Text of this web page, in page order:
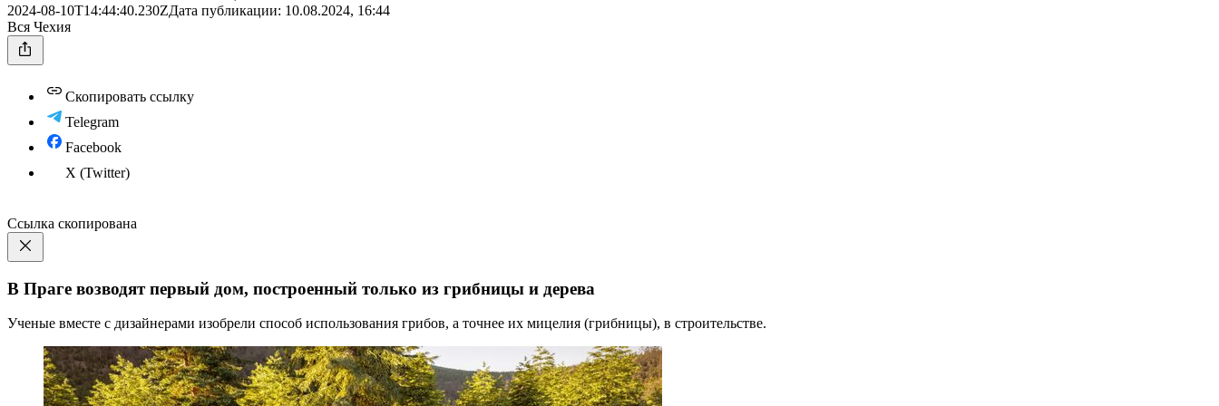
2024-08-10T14:44:40.230ZДата публикации: 10.08.2024, 16:44
Вся Чехия
Скопировать ссылку
Telegram
Facebook
X (Twitter)
Ссылка скопирована
В Праге возводят первый дом, построенный только из грибницы и дерева
Ученые вместе с дизайнерами изобрели способ использования грибов, а точнее их мицелия (грибницы), в строительстве.